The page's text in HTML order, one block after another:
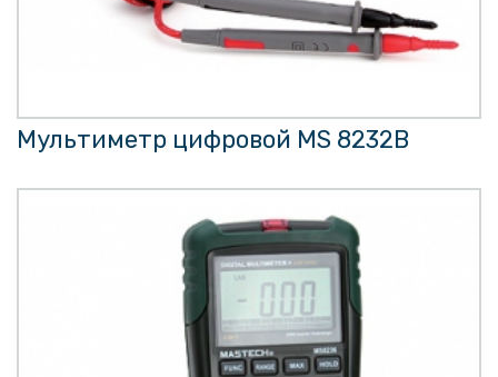
Мультиметр цифровой MS 8232B